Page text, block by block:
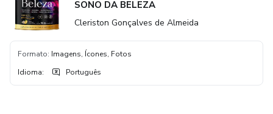
SONO DA BELEZA
Cleriston Gonçalves de Almeida
Formato: Imagens, Ícones, Fotos
Idioma: Português